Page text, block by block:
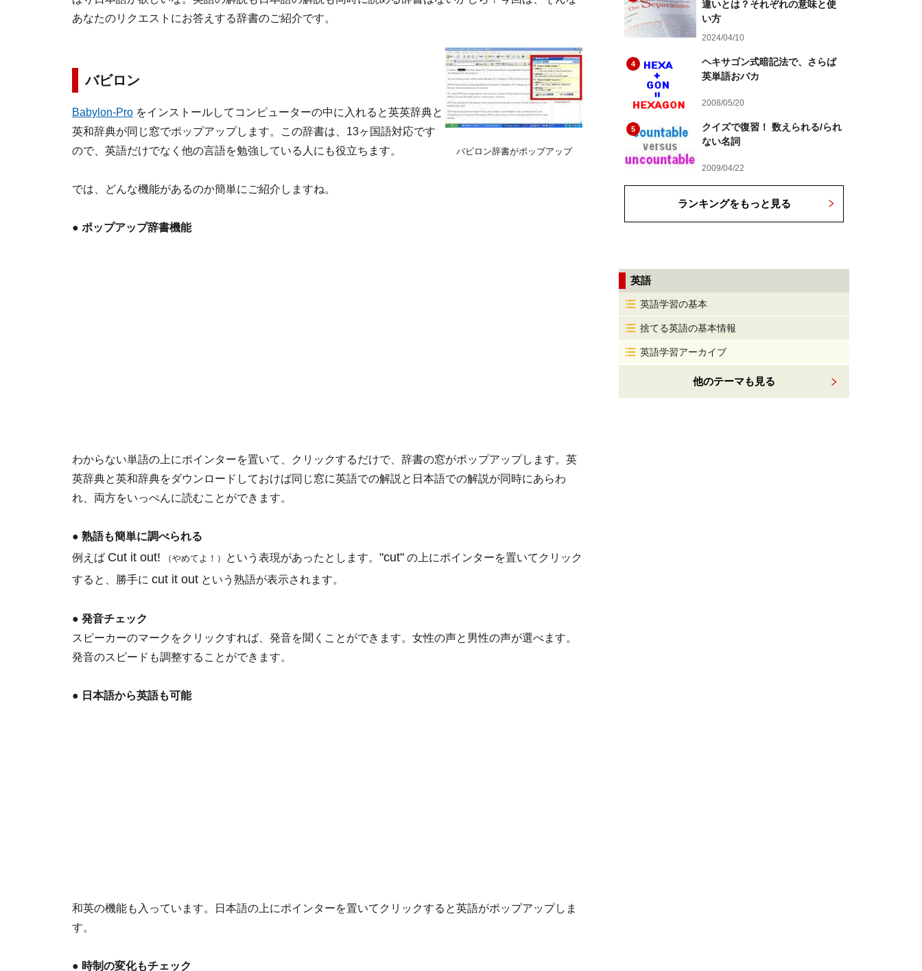
あなたのリクエストにお答えする辞書のご紹介です。
バビロン辞書がポップアップ
バビロン
Babylon-Pro をインストールしてコンピューターの中に入れると英英辞典と
英和辞典が同じ窓でポップアップします。この辞書は、13ヶ国語対応です
ので、英語だけでなく他の言語を勉強している人にも役立ちます。
では、どんな機能があるのか簡単にご紹介しますね。
● ポップアップ辞書機能
わからない単語の上にポインターを置いて、クリックするだけで、辞書の窓がポップアップします。英
英辞典と英和辞典をダウンロードしておけば同じ窓に英語での解説と日本語での解説が同時にあらわ
れ、両方をいっぺんに読むことができます。
● 熟語も簡単に調べられる
例えば Cut it out! （やめてよ！） という表現があったとします。 "cut" の上にポインターを置いてクリック
すると、勝手に cut it out という熟語が表示されます。
● 発音チェック
スピーカーのマークをクリックすれば、発音を聞くことができます。女性の声と男性の声が選べます。
発音のスピードも調整することができます。
● 日本語から英語も可能
和英の機能も入っています。日本語の上にポインターを置いてクリックすると英語がポップアップしま
す。
● 時制の変化もチェック
違いとは？それぞれの意味と使
い方
2024/04/10
4
ヘキサゴン式暗記法で、さらば
英単語おバカ
2008/05/20
5
クイズで復習！ 数えられる/られ
ない名詞
2009/04/22
ランキングをもっと見る
英語
英語学習の基本
捨てる英語の基本情報
英語学習アーカイブ
他のテーマも見る